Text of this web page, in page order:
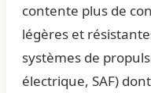
contente plus de
légères et
systèmes de
électrique, SAF)